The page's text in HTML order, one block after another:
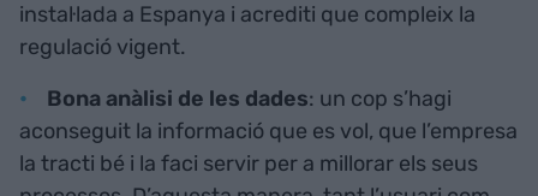
instal·lada a Espanya i acrediti que compleix la
regulació vigent.
Bona anàlisi de les dades: un cop s’hagi
aconseguit la informació que es vol, que l’empresa
la tracti bé i la faci servir per a millorar els seus